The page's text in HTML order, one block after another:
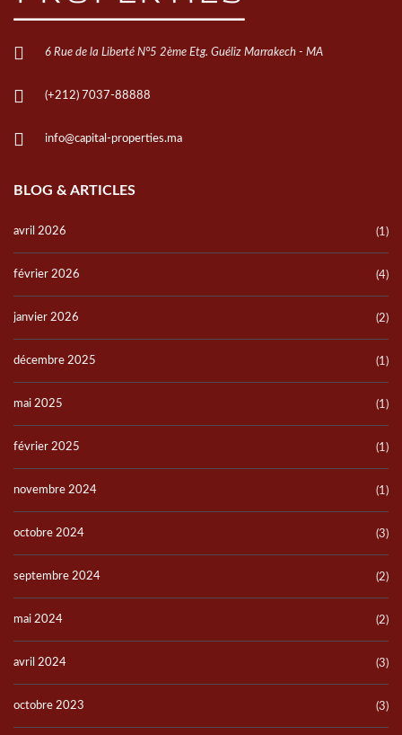
6 Rue de la Liberté N°5 2ème Etg. Guéliz Marrakech - MA
(+212) 7037-88888
info@capital-properties.ma
BLOG & ARTICLES
avril 2026 (1)
février 2026 (4)
janvier 2026 (2)
décembre 2025 (1)
mai 2025 (1)
février 2025 (1)
novembre 2024 (1)
octobre 2024 (3)
septembre 2024 (2)
mai 2024 (2)
avril 2024 (3)
octobre 2023 (3)